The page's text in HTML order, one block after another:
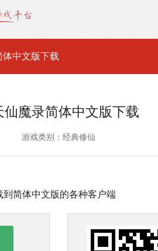
体中文版下载
仙魔录简体中文版下载
游戏类别：经典修仙
简体中文版的各种客户端